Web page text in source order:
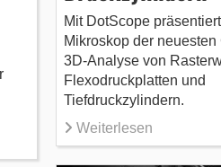
Mit DotScope
Mikroskop der
3D-Analyse von
Flexodruckplatten und
Tiefdruckzylindern.
Weiterlesen